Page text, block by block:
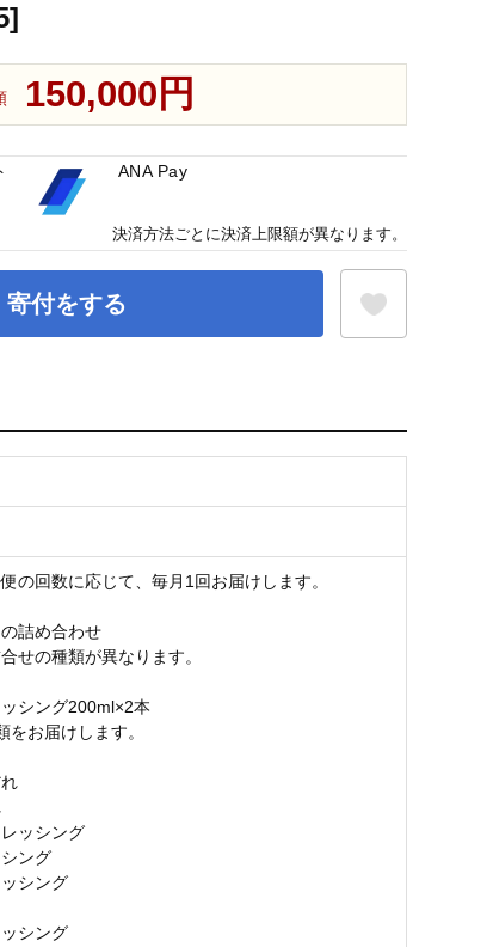
150,000円
寄付をする
の回数に応じて、毎月1回お届けします。
詰め合わせ
せの種類が異なります。
シング200ml×2本
お届けします。
ッシング
ング
シング
シング
ANA Pay
決済方法ごとに決済上限額が異なります。